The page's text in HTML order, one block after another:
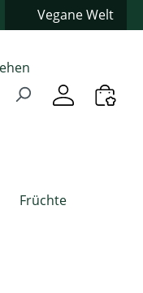
Vegane Welt
Früchte